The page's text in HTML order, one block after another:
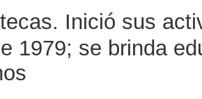
Inició sus
1979; se brinda